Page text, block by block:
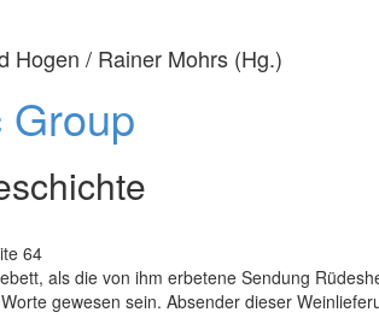
Hogen / Rainer Mohrs (Hg.)
Group
64
als die von ihm erbetene Sendung
gewesen sein. Absender dieser